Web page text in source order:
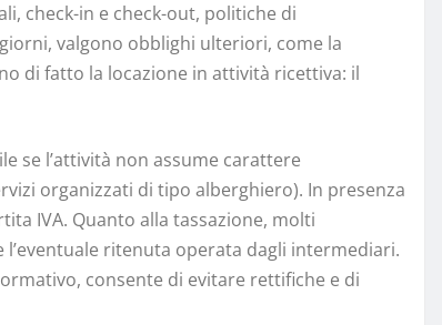
check-in e check-out, politiche di
valgono obblighi ulteriori, come la
di fatto la locazione in attività ricettiva: il
se l’attività non assume carattere
organizzati di tipo alberghiero). In presenza
IVA. Quanto alla tassazione, molti
ritenuta operata dagli intermediari.
consente di evitare rettifiche e di